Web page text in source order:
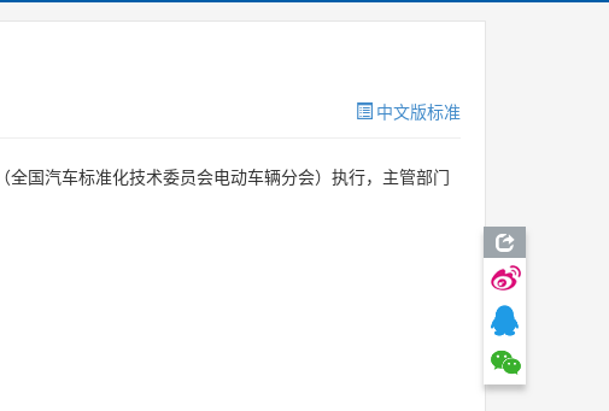
中文版标准
（全国汽车标准化技术委员会电动车辆分会）执行，主管部门